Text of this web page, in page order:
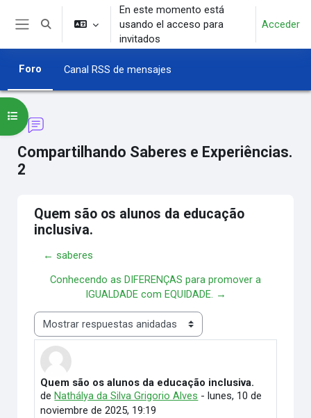
Salta al contenido principal
Selector de búsqueda de entrada
En este momento está
usando el acceso para
invitados
Acceder
Foro Canal RSS de mensajes
Compartilhando Saberes e Experiências.
2
Abrir índice del curso
Quem são os alunos da educação
inclusiva.
← saberes
Conhecendo as DIFERENÇAS para promover a
IGUALDADE com EQUIDADE. →
Mostrar modo
Quem são os alunos da educação inclusiva.
de Nathálya da Silva Grigorio Alves - lunes, 10 de
noviembre de 2025, 19:19
Número de respuestas: 0